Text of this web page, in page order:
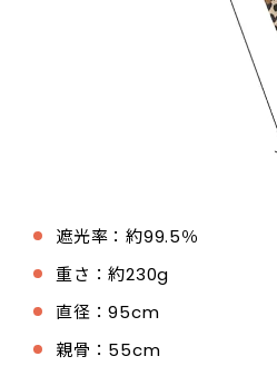
遮光率：約99.5％
重さ：約230g
直径：95cm
親骨：55cm